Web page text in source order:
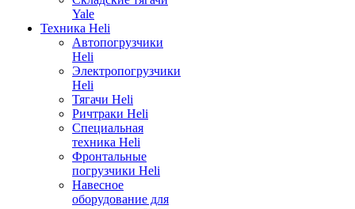
Yale
Техника Heli
Автопогрузчики
Heli
Электропогрузчики
Heli
Тягачи Heli
Ричтраки Heli
Специальная
техника Heli
Фронтальные
погрузчики Heli
Навесное
оборудование для